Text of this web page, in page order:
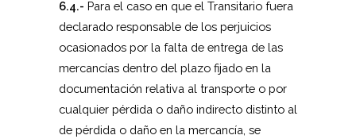
6.4.- Para el caso en que el Transitario fuera
declarado responsable de los perjuicios
ocasionados por la falta de entrega de las
mercancías dentro del plazo fijado en la
documentación relativa al transporte o por
cualquier pérdida o daño indirecto distinto al
de pérdida o daño en la mercancía, se